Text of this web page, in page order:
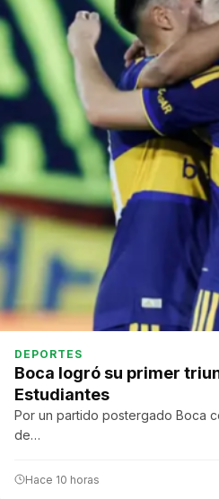
DEPORTES
Boca logró su primer
Estudiantes
Por un partido postergado Boca
de…
Hace 10 horas